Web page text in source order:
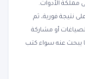
مملكة الأدوات.
نتيجة فورية، ثم
أو مشاركة
يبحث عنه سواء كتب